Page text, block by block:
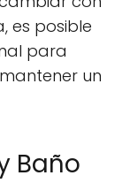
es posible
para
un
Baño